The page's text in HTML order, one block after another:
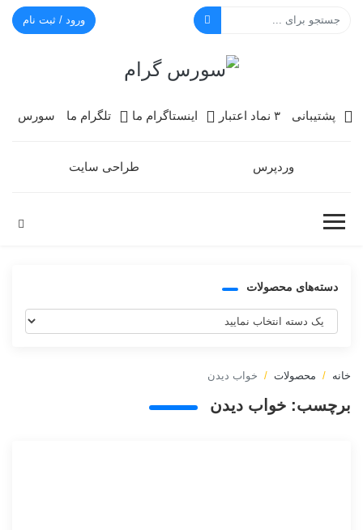
ورود / ثبت نام
پشتیبانی ۳ نماد اعتبار اینستاگرام ما تلگرام ما سورس
وردپرس طراحی سایت
دسته‌های محصولات
خانه محصولات خواب دیدن
برچسب: خواب دیدن